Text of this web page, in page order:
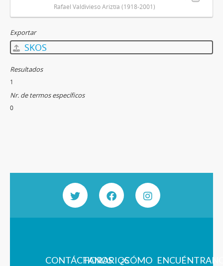
Rafael Valdivieso Ariztía (1918-2001)
Exportar
SKOS
Resultados
1
Nr. de termos específicos
0
CONTÁCTANOS
HORARIOS¿CÓMO